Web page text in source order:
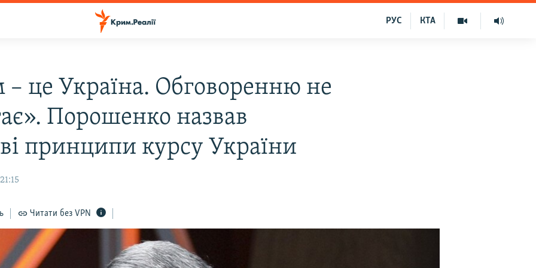
КТА
РУС
це Україна. Обговоренню не
Порошенко назвав
принципи курсу України
Читати без VPN